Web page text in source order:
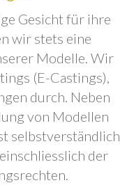
Gesicht für ihre
wir stets eine
Modelle. Wir
(E-Castings),
durch. Neben
von Modellen
selbstverständlich
der